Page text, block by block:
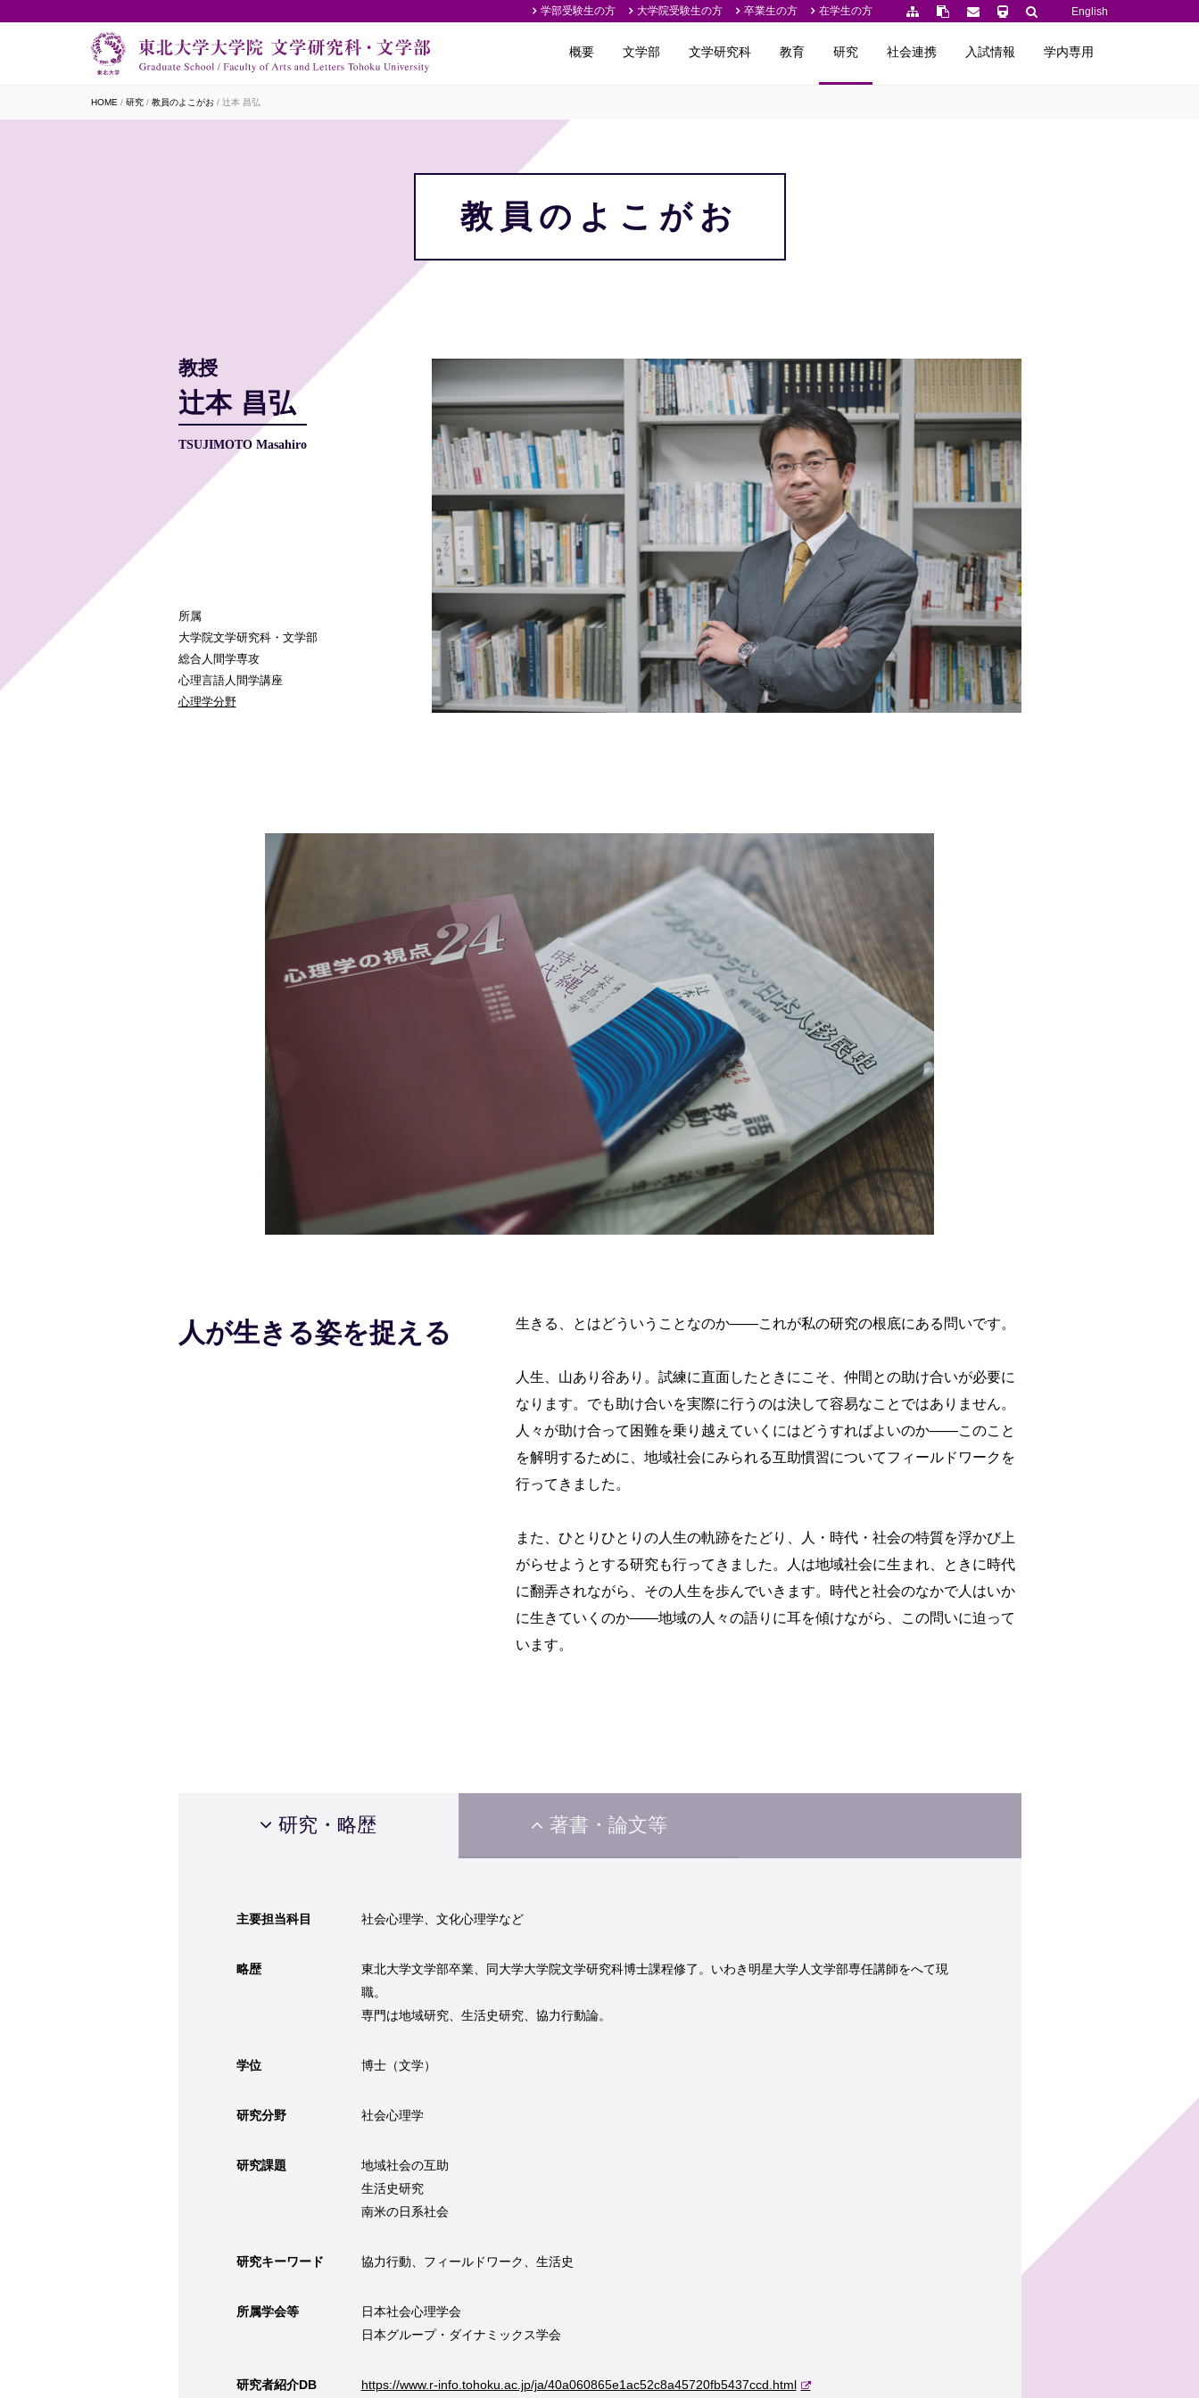
学部受験生の方 大学院受験生の方 卒業生の方 在学生の方 English
概要 文学部 文学研究科 教育 研究 社会連携 入試情報 学内専用
HOME 研究 教員のよこがお 辻本 昌弘
教員のよこがお
教授
辻本 昌弘
TSUJIMOTO Masahiro
所属
大学院文学研究科・文学部
総合人間学専攻
心理言語人間学講座
心理学分野
人が生きる姿を捉える 生きる、とはどういうことなのか――これが私の研究の根底にある問いです。
人生、山あり谷あり。試練に直面したときにこそ、仲間との助け合いが必要に
なります。でも助け合いを実際に行うのは決して容易なことではありません。
人々が助け合って困難を乗り越えていくにはどうすればよいのか――このこと
を解明するために、地域社会にみられる互助慣習についてフィールドワークを
行ってきました。
また、ひとりひとりの人生の軌跡をたどり、人・時代・社会の特質を浮かび上
がらせようとする研究も行ってきました。人は地域社会に生まれ、ときに時代
に翻弄されながら、その人生を歩んでいきます。時代と社会のなかで人はいか
に生きていくのか――地域の人々の語りに耳を傾けながら、この問いに迫って
います。
研究・略歴 著書・論文等
主要担当科目 社会心理学、文化心理学など
略歴
東北大学文学部卒業、同大学大学院文学研究科博士課程修了。いわき明星大学人文学部専任講師をへて現
職。
専門は地域研究、生活史研究、協力行動論。
学位 博士（文学）
研究分野 社会心理学
研究課題
地域社会の互助
生活史研究
南米の日系社会
研究キーワード 協力行動、フィールドワーク、生活史
所属学会等
日本社会心理学会
日本グループ・ダイナミックス学会
研究者紹介DB https://www.r-info.tohoku.ac.jp/ja/40a060865e1ac52c8a45720fb5437ccd.html